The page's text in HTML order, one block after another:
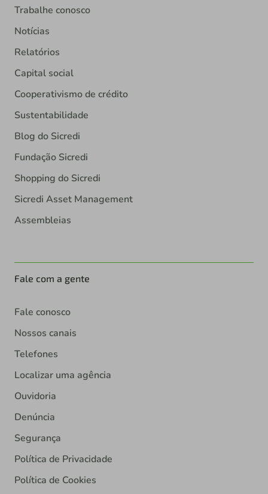
Trabalhe conosco
Notícias
Relatórios
Capital social
Cooperativismo de crédito
Sustentabilidade
Blog do Sicredi
Fundação Sicredi
Shopping do Sicredi
Sicredi Asset Management
Assembleias
Fale com a gente
Fale conosco
Nossos canais
Telefones
Localizar uma agência
Ouvidoria
Denúncia
Segurança
Política de Privacidade
Política de Cookies